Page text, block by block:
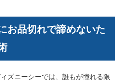
お品切れで諦めないた
ズニーシーでは、誰もが憧れる限